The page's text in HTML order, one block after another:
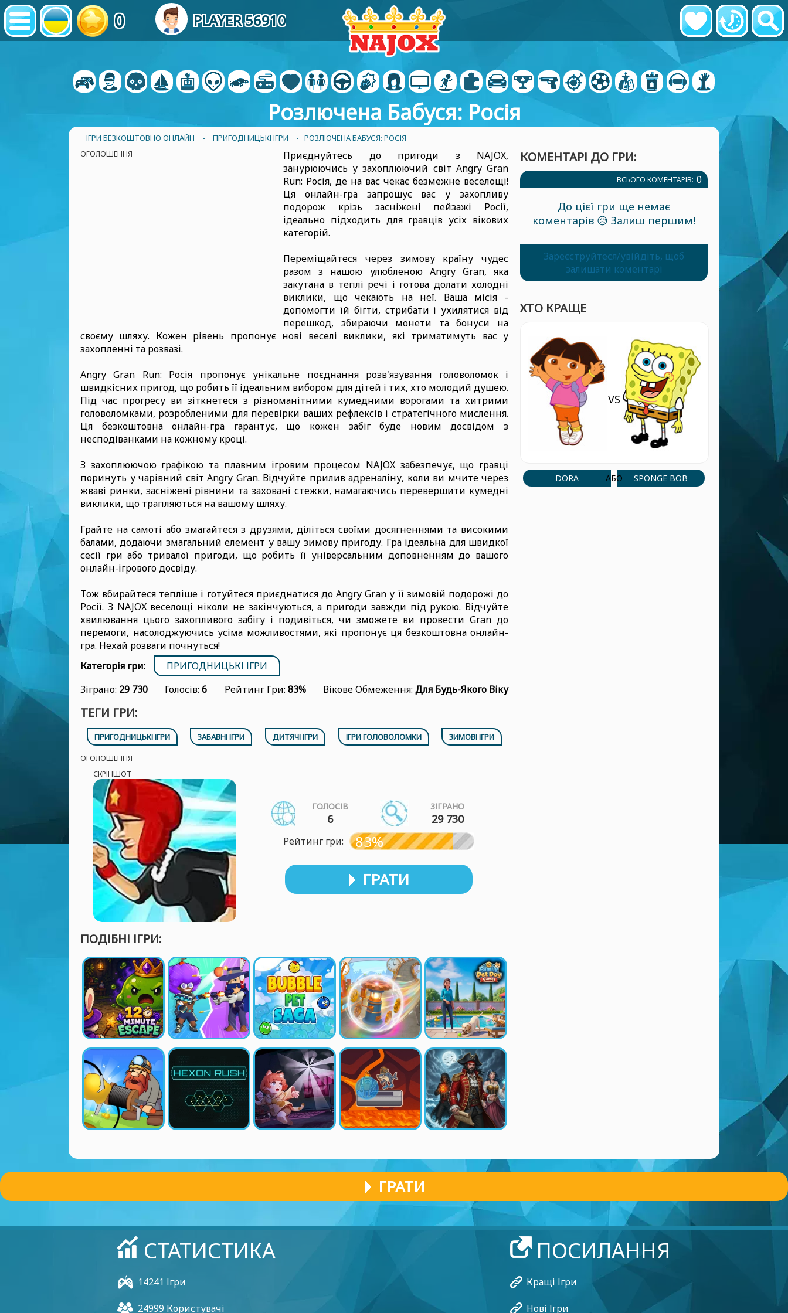
0 PLAYER 56910
Розлючена Бабуся: Росія
ІГРИ БЕЗКОШТОВНО ОНЛАЙН - ПРИГОДНИЦЬКІ ІГРИ - РОЗЛЮЧЕНА БАБУСЯ: РОСІЯ
ОГОЛОШЕННЯ
Приєднуйтесь до пригоди з NAJOX,
занурюючись у захоплюючий світ Angry Gran
Run: Росія, де на вас чекає безмежне веселощі!
Ця онлайн-гра запрошує вас у захопливу
подорож крізь засніжені пейзажі Росії,
ідеально підходить для гравців усіх вікових
категорій.
Переміщайтеся через зимову країну чудес
разом з нашою улюбленою Angry Gran, яка
закутана в теплі речі і готова долати холодні
виклики, що чекають на неї. Ваша місія -
допомогти їй бігти, стрибати і ухилятися від
перешкод, збираючи монети та бонуси на
своєму шляху. Кожен рівень пропонує нові веселі виклики, які триматимуть вас у
захопленні та розвазі.
Angry Gran Run: Росія пропонує унікальне поєднання розв'язування головоломок і
швидкісних пригод, що робить її ідеальним вибором для дітей і тих, хто молодий душею.
Під час прогресу ви зіткнетеся з різноманітними кумедними ворогами та хитрими
головоломками, розробленими для перевірки ваших рефлексів і стратегічного мислення.
Ця безкоштовна онлайн-гра гарантує, що кожен забіг буде новим досвідом з
несподіванками на кожному кроці.
З захоплюючою графікою та плавним ігровим процесом NAJOX забезпечує, що гравці
поринуть у чарівний світ Angry Gran. Відчуйте прилив адреналіну, коли ви мчите через
жваві ринки, засніжені рівнини та заховані стежки, намагаючись перевершити кумедні
виклики, що трапляються на вашому шляху.
Грайте на самоті або змагайтеся з друзями, діліться своїми досягненнями та високими
балами, додаючи змагальний елемент у вашу зимову пригоду. Гра ідеальна для швидкої
сесії гри або тривалої пригоди, що робить її універсальним доповненням до вашого
онлайн-ігрового досвіду.
Тож вбирайтеся тепліше і готуйтеся приєднатися до Angry Gran у її зимовій подорожі до
Росії. З NAJOX веселощі ніколи не закінчуються, а пригоди завжди під рукою. Відчуйте
хвилювання цього захопливого забігу і подивіться, чи зможете ви провести Gran до
перемоги, насолоджуючись усіма можливостями, які пропонує ця безкоштовна онлайн-
гра. Нехай розваги почнуться!
Категорія гри:
ПРИГОДНИЦЬКІ ІГРИ
Зіграно: 29 730 Голосів:6 Рейтинг Гри: 83% Вікове Обмеження: Для Будь-Якого Віку
ТЕГИ ГРИ:
ПРИГОДНИЦЬКІ ІГРИ ЗАБАВНІ ІГРИ ДИТЯЧІ ІГРИ ІГРИ ГОЛОВОЛОМКИ ЗИМОВІ ІГРИ
ОГОЛОШЕННЯ
СКРІНШОТ
ГОЛОСІВ
6
ЗІГРАНО
29 730
Рейтинг гри: 83%
ГРАТИ
ПОДІБНІ ІГРИ:
КОМЕНТАРІ ДО ГРИ:
ВСЬОГО КОМЕНТАРІВ: 0
До цієї гри ще немає
коментарів 😥 Залиш першим!
Зареєструйтеся/увійдіть, щоб
залишати коментарі
ХТО КРАЩЕ
DORA
VS
АБО SPONGE BOB
ГРАТИ
СТАТИСТИКА
14241 Ігри
24999 Користувачі
ПОСИЛАННЯ
Кращі Ігри
Нові Ігри